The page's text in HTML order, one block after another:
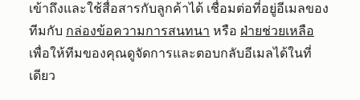
เข้าถึงและใช้สื่อสารกับลูกค้าได้ เชื่อมต่อที่อยู่อีเมลของ
ทีมกับ กล่องข้อความการสนทนา หรือ ฝ่ายช่วยเหลือ
เพื่อให้ทีมของคุณดูจัดการและตอบกลับอีเมลได้ในที่
เดียว